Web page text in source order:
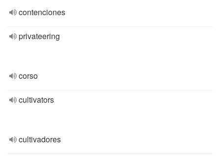
contenciones
privateering
corso
cultivators
cultivadores